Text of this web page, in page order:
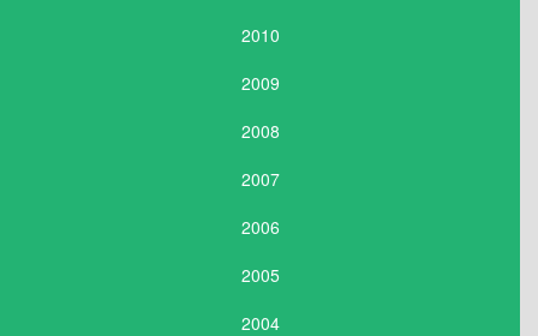
2010
2009
2008
2007
2006
2005
2004